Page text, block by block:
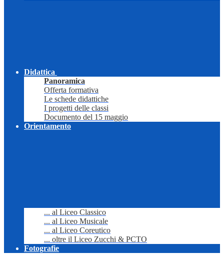
Didattica
Panoramica
Offerta formativa
Le schede didattiche
I progetti delle classi
Documento del 15 maggio
Orientamento
... al Liceo Classico
... al Liceo Musicale
... al Liceo Coreutico
... oltre il Liceo Zucchi & PCTO
Fotografie